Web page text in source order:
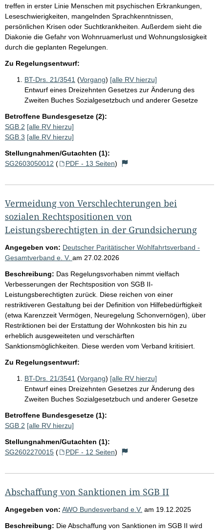
treffen in erster Linie Menschen mit psychischen Erkrankungen,
Leseschwierigkeiten, mangelnden Sprachkenntnissen,
persönlichen Krisen oder Suchtkrankheiten. Außerdem sieht die
Diakonie die Gefahr von Wohnruamerlust und Wohnungslosigkeit
durch die geplanten Regelungen.
Zu Regelungsentwurf:
BT-Drs. 21/3541 (Vorgang) [alle RV hierzu]
Entwurf eines Dreizehnten Gesetzes zur Änderung des
Zweiten Buches Sozialgesetzbuch und anderer Gesetze
Betroffene Bundesgesetze (2):
SGB 2 [alle RV hierzu]
SGB 3 [alle RV hierzu]
Stellungnahmen/Gutachten (1):
SG2603050012 ( PDF - 13 Seiten)
Vermeidung von Verschlechterungen bei
sozialen Rechtspositionen von
Leistungsberechtigten in der Grundsicherung
Angegeben von: Deutscher Paritätischer Wohlfahrtsverband -
Gesamtverband e. V. am 27.02.2026
Beschreibung: Das Regelungsvorhaben nimmt vielfach
Verbesserungen der Rechtsposition von SGB II-
Leistungsberechtigten zurück. Diese reichen von einer
restriktiveren Gestaltung bei der Definition von Hilfebedürftigkeit
(etwa Karenzzeit Vermögen, Neuregelung Schonvernögen), über
Restriktionen bei der Erstattung der Wohnkosten bis hin zu
erheblich ausgeweiteten und verschärften
Sanktionsmöglichkeiten. Diese werden vom Verband kritisiert.
Zu Regelungsentwurf:
BT-Drs. 21/3541 (Vorgang) [alle RV hierzu]
Entwurf eines Dreizehnten Gesetzes zur Änderung des
Zweiten Buches Sozialgesetzbuch und anderer Gesetze
Betroffene Bundesgesetze (1):
SGB 2 [alle RV hierzu]
Stellungnahmen/Gutachten (1):
SG2602270015 ( PDF - 12 Seiten)
Abschaffung von Sanktionen im SGB II
Angegeben von: AWO Bundesverband e.V. am 19.12.2025
Beschreibung: Die Abschaffung von Sanktionen im SGB II wird